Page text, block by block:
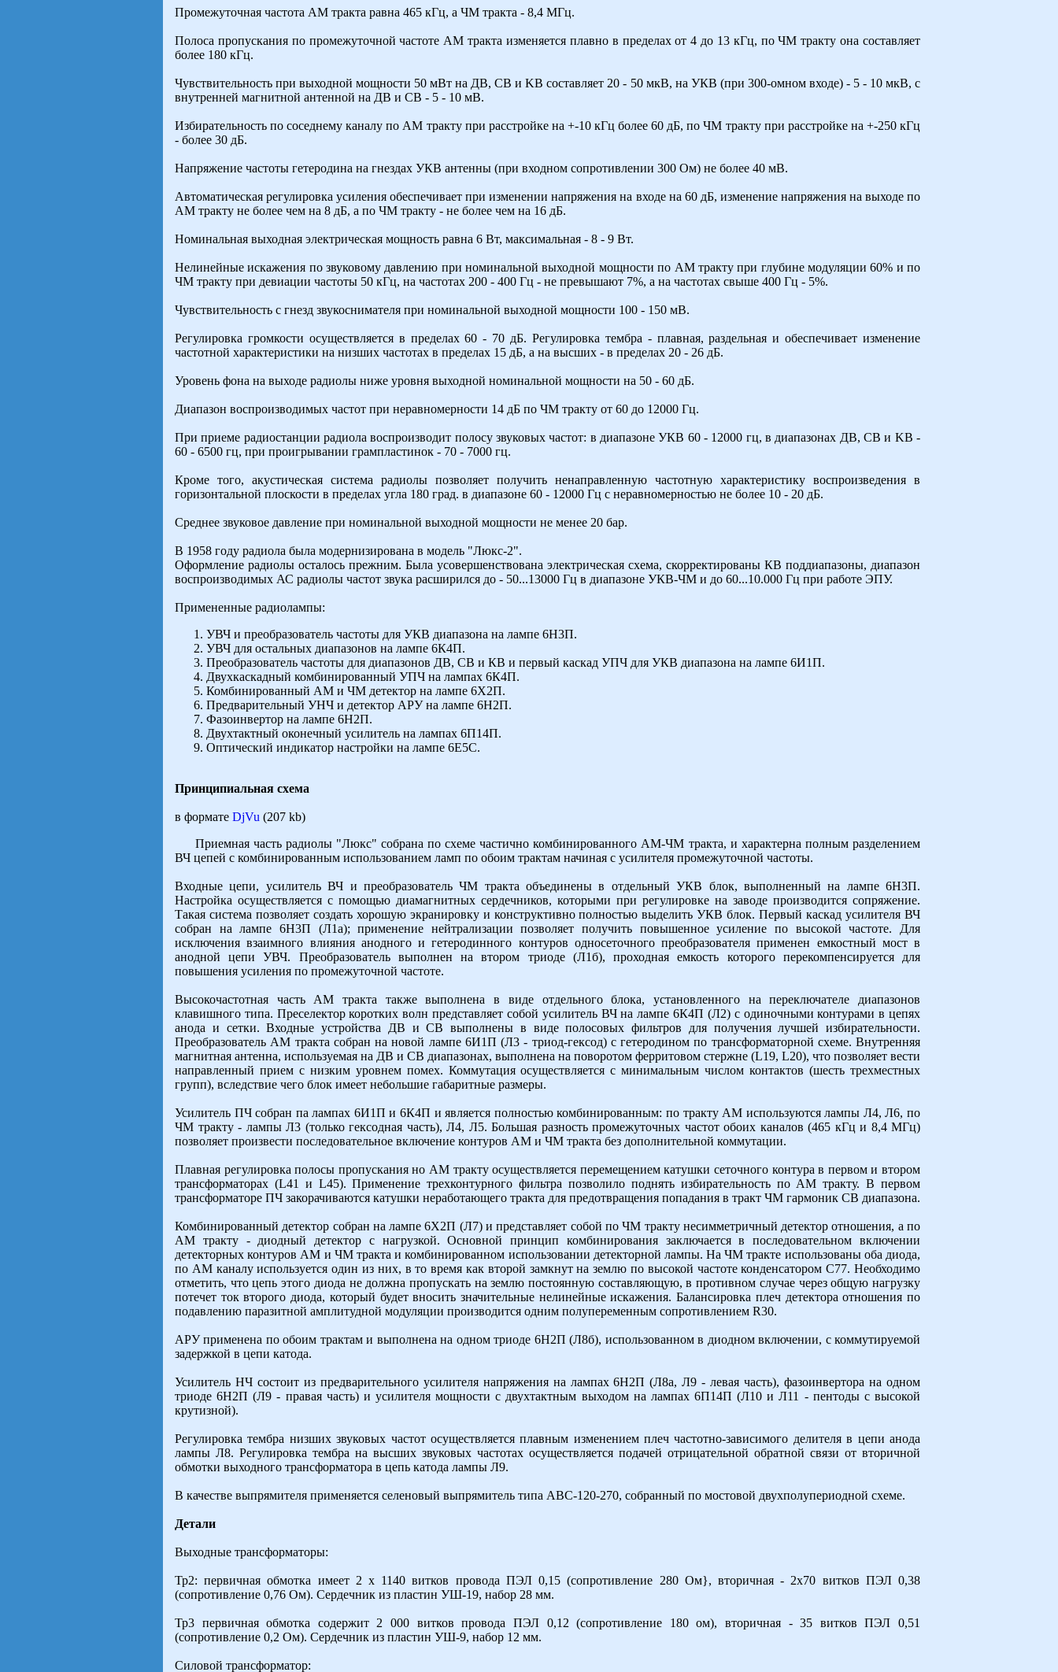
Промежуточная частота AM тракта равна 465 кГц, а ЧМ тракта - 8,4 МГц.
Полоса пропускания по промежуточной частоте AM тракта изменяется плавно в пределах от 4 до 13 кГц, по ЧМ тракту она составляет
более 180 кГц.
Чувствительность при выходной мощности 50 мВт на ДВ, СВ и KB составляет 20 - 50 мкВ, на УКВ (при 300-омном входе) - 5 - 10 мкВ, с
внутренней магнитной антенной на ДВ и СВ - 5 - 10 мВ.
Избирательность по соседнему каналу по AM тракту при расстройке на +-10 кГц более 60 дБ, по ЧМ тракту при расстройке на +-250 кГц
- более 30 дБ.
Напряжение частоты гетеродина на гнездах УКВ антенны (при входном сопротивлении 300 Ом) не более 40 мВ.
Автоматическая регулировка усиления обеспечивает при изменении напряжения на входе на 60 дБ, изменение напряжения на выходе по
AM тракту не более чем на 8 дБ, а по ЧМ тракту - не более чем на 16 дБ.
Номинальная выходная электрическая мощность равна 6 Вт, максимальная - 8 - 9 Вт.
Нелинейные искажения по звуковому давлению при номинальной выходной мощности по AM тракту при глубине модуляции 60% и по
ЧМ тракту при девиации частоты 50 кГц, на частотах 200 - 400 Гц - не превышают 7%, а на частотах свыше 400 Гц - 5%.
Чувствительность с гнезд звукоснимателя при номинальной выходной мощности 100 - 150 мВ.
Регулировка громкости осуществляется в пределах 60 - 70 дБ. Регулировка тембра - плавная, раздельная и обеспечивает изменение
частотной характеристики на низших частотах в пределах 15 дБ, а на высших - в пределах 20 - 26 дБ.
Уровень фона на выходе радиолы ниже уровня выходной номинальной мощности на 50 - 60 дБ.
Диапазон воспроизводимых частот при неравномерности 14 дБ по ЧМ тракту от 60 до 12000 Гц.
При приеме радиостанции радиола воспроизводит полосу звуковых частот: в диапазоне УКВ 60 - 12000 гц, в диапазонах ДВ, СВ и KB -
60 - 6500 гц, при проигрывании грампластинок - 70 - 7000 гц.
Кроме того, акустическая система радиолы позволяет получить ненаправленную частотную характеристику воспроизведения в
горизонтальной плоскости в пределах угла 180 град. в диапазоне 60 - 12000 Гц с неравномерностью не более 10 - 20 дБ.
Среднее звуковое давление при номинальной выходной мощности не менее 20 бар.
В 1958 году радиола была модернизирована в модель "Люкс-2".
Оформление радиолы осталось прежним. Была усовершенствована электрическая схема, скорректированы КВ поддиапазоны, диапазон
воспроизводимых АС радиолы частот звука расширился до - 50...13000 Гц в диапазоне УКВ-ЧМ и до 60...10.000 Гц при работе ЭПУ.
Примененные радиолампы:
УВЧ и преобразователь частоты для УКВ диапазона на лампе 6Н3П.
УВЧ для остальных диапазонов на лампе 6К4П.
Преобразователь частоты для диапазонов ДВ, СВ и КВ и первый каскад УПЧ для УКВ диапазона на лампе 6И1П.
Двухкаскадный комбинированный УПЧ на лампах 6К4П.
Комбинированный АМ и ЧМ детектор на лампе 6Х2П.
Предварительный УНЧ и детектор АРУ на лампе 6Н2П.
Фазоинвертор на лампе 6Н2П.
Двухтактный оконечный усилитель на лампах 6П14П.
Оптический индикатор настройки на лампе 6Е5С.
Принципиальная схема
в формате DjVu (207 kb)
Приемная часть радиолы "Люкс" собрана по схеме частично комбинированного AM-ЧМ тракта, и характерна полным разделением
ВЧ цепей с комбинированным использованием ламп по обоим трактам начиная с усилителя промежуточной частоты.
Входные цепи, усилитель ВЧ и преобразователь ЧМ тракта объединены в отдельный УКВ блок, выполненный на лампе 6Н3П.
Настройка осуществляется с помощью диамагнитных сердечников, которыми при регулировке на заводе производится сопряжение.
Такая система позволяет создать хорошую экранировку и конструктивно полностью выделить УКВ блок. Первый каскад усилителя ВЧ
собран на лампе 6Н3П (Л1а); применение нейтрализации позволяет получить повышенное усиление по высокой частоте. Для
исключения взаимного влияния анодного и гетеродинного контуров односеточного преобразователя применен емкостный мост в
анодной цепи УВЧ. Преобразователь выполнен на втором триоде (Л1б), проходная емкость которого перекомпенсируется для
повышения усиления по промежуточной частоте.
Высокочастотная часть АМ тракта также выполнена в виде отдельного блока, установленного на переключателе диапазонов
клавишного типа. Преселектор коротких волн представляет собой усилитель ВЧ на лампе 6К4П (Л2) с одиночными контурами в цепях
анода и сетки. Входные устройства ДВ и СВ выполнены в виде полосовых фильтров для получения лучшей избирательности.
Преобразователь АМ тракта собран на новой лампе 6И1П (Л3 - триод-гексод) с гетеродином по трансформаторной схеме. Внутренняя
магнитная антенна, используемая на ДВ и СВ диапазонах, выполнена на поворотом ферритовом стержне (L19, L20), что позволяет вести
направленный прием с низким уровнем помех. Коммутация осуществляется с минимальным числом контактов (шесть трехместных
групп), вследствие чего блок имеет небольшие габаритные размеры.
Усилитель ПЧ собран па лампах 6И1П и 6К4П и является полностью комбинированным: по тракту АМ используются лампы Л4, Л6, по
ЧМ тракту - лампы Л3 (только гексодная часть), Л4, Л5. Большая разность промежуточных частот обоих каналов (465 кГц и 8,4 МГц)
позволяет произвести последовательное включение контуров AM и ЧМ тракта без дополнительной коммутации.
Плавная регулировка полосы пропускания но AM тракту осуществляется перемещением катушки сеточного контура в первом и втором
трансформаторах (L41 и L45). Применение трехконтурного фильтра позволило поднять избирательность по AM тракту. В первом
трансформаторе ПЧ закорачиваются катушки неработающего тракта для предотвращения попадания в тракт ЧМ гармоник СВ диапазона.
Комбинированный детектор собран на лампе 6Х2П (Л7) и представляет собой по ЧМ тракту несимметричный детектор отношения, а по
AM тракту - диодный детектор с нагрузкой. Основной принцип комбинирования заключается в последовательном включении
детекторных контуров AM и ЧМ тракта и комбинированном использовании детекторной лампы. На ЧМ тракте использованы оба диода,
по AM каналу используется один из них, в то время как второй замкнут на землю по высокой частоте конденсатором С77. Необходимо
отметить, что цепь этого диода не должна пропускать на землю постоянную составляющую, в противном случае через общую нагрузку
потечет ток второго диода, который будет вносить значительные нелинейные искажения. Балансировка плеч детектора отношения по
подавлению паразитной амплитудной модуляции производится одним полупеременным сопротивлением R30.
АРУ применена по обоим трактам и выполнена на одном триоде 6Н2П (Л8б), использованном в диодном включении, с коммутируемой
задержкой в цепи катода.
Усилитель НЧ состоит из предварительного усилителя напряжения на лампах 6Н2П (Л8а, Л9 - левая часть), фазоинвертора на одном
триоде 6Н2П (Л9 - правая часть) и усилителя мощности с двухтактным выходом на лампах 6П14П (Л10 и Л11 - пентоды с высокой
крутизной).
Регулировка тембра низших звуковых частот осуществляется плавным изменением плеч частотно-зависимого делителя в цепи анода
лампы Л8. Регулировка тембра на высших звуковых частотах осуществляется подачей отрицательной обратной связи от вторичной
обмотки выходного трансформатора в цепь катода лампы Л9.
В качестве выпрямителя применяется селеновый выпрямитель типа АВС-120-270, собранный по мостовой двухполупериодной схеме.
Детали
Выходные трансформаторы:
Тр2: первичная обмотка имеет 2 х 1140 витков провода ПЭЛ 0,15 (сопротивление 280 Ом}, вторичная - 2х70 витков ПЭЛ 0,38
(сопротивление 0,76 Ом). Сердечник из пластин УШ-19, набор 28 мм.
Тр3 первичная обмотка содержит 2 000 витков провода ПЭЛ 0,12 (сопротивление 180 ом), вторичная - 35 витков ПЭЛ 0,51
(сопротивление 0,2 Ом). Сердечник из пластин УШ-9, набор 12 мм.
Силовой трансформатор: